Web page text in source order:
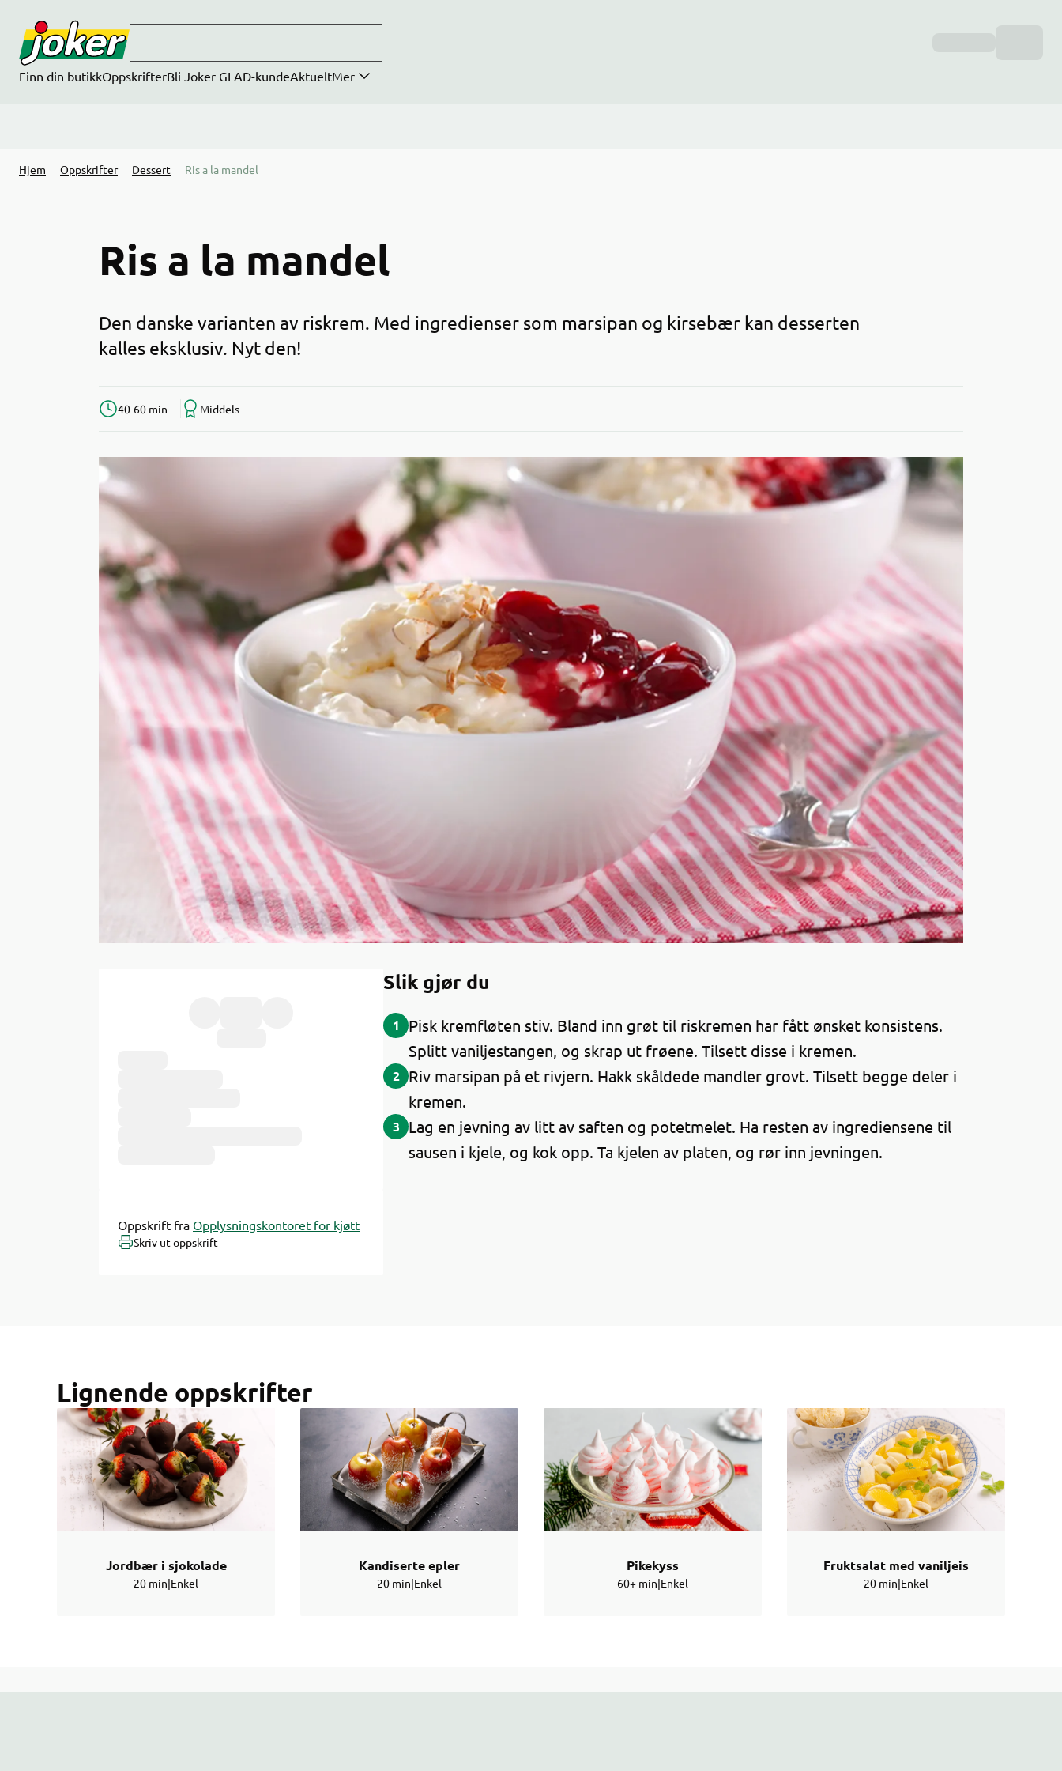
Finn din butikkOppskrifterBli Joker GLAD-kundeAktueltMer
Hjem Oppskrifter Dessert Ris a la mandel
Ris a la mandel
Den danske varianten av riskrem. Med ingredienser som marsipan og kirsebær kan desserten
kalles eksklusiv. Nyt den!
40-60 min Middels
Oppskrift fra Opplysningskontoret for kjøtt
Skriv ut oppskrift
Slik gjør du
1
Pisk kremfløten stiv. Bland inn grøt til riskremen har fått ønsket konsistens.
Splitt vaniljestangen, og skrap ut frøene. Tilsett disse i kremen.
2 Riv marsipan på et rivjern. Hakk skåldede mandler grovt. Tilsett begge deler i
kremen.
3
Lag en jevning av litt av saften og potetmelet. Ha resten av ingrediensene til
sausen i kjele, og kok opp. Ta kjelen av platen, og rør inn jevningen.
Lignende oppskrifter
Jordbær i sjokolade
20 min|Enkel
Kandiserte epler
20 min|Enkel
Pikekyss
60+ min|Enkel
Fruktsalat med vaniljeis
20 min|Enkel